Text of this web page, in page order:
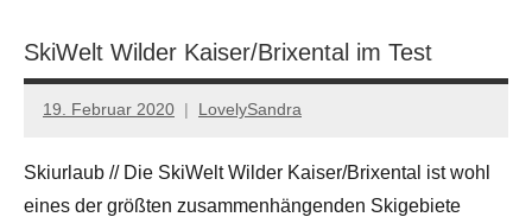
Reiseziele
SkiWelt Wilder Kaiser/Brixental im Test
19. Februar 2020 LovelySandra
Keine
Skiurlaub // Die SkiWelt Wilder Kaiser/Brixental ist wohl
eines der größten zusammenhängenden Skigebiete